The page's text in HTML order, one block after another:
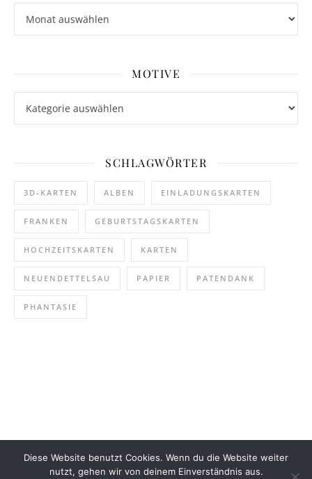
MOTIVE
SCHLAGWÖRTER
3D-KARTEN ALBEN EINLADUNGSKARTEN
FRANKEN GEBURTSTAGSKARTEN
HOCHZEITSKARTEN KARTEN
NEUENDETTELSAU PAPIER PATENDANK
PHANTASIE
Diese Website benutzt Cookies. Wenn du die Website weiter
nutzt, gehen wir von deinem Einverständnis aus.